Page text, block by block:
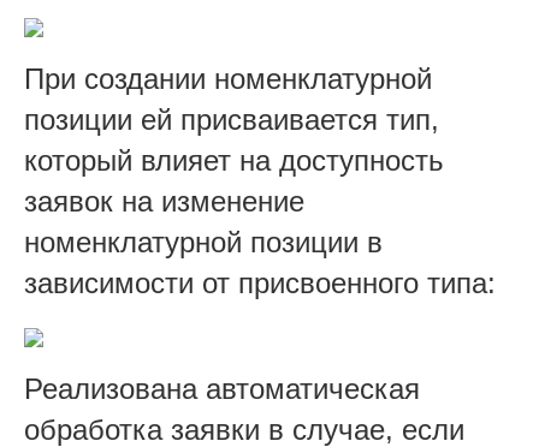
При создании номенклатурной
позиции ей присваивается тип,
который влияет на доступность
заявок на изменение
номенклатурной позиции в
зависимости от присвоенного типа:
Реализована автоматическая
обработка заявки в случае, если